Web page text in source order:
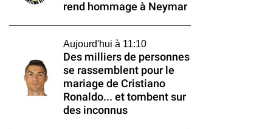
rend hommage à Neymar
Aujourd'hui à 11:10
Des milliers de personnes
se rassemblent pour le
mariage de Cristiano
Ronaldo... et tombent sur
des inconnus